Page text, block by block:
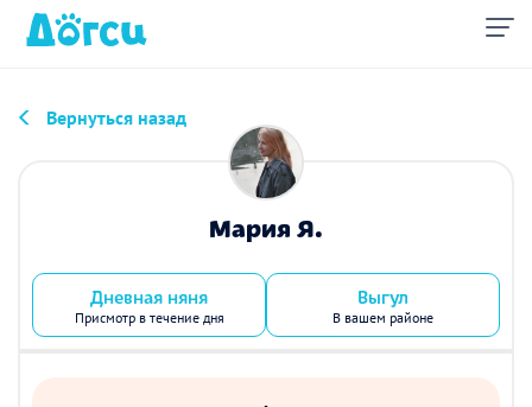
Вернуться назад
Мария Я.
Дневная няня
Присмотр в течение дня
Выгул
В вашем районе